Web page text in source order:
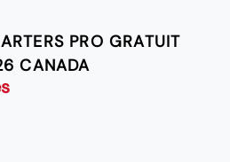
PRO GRATUIT
CANADA